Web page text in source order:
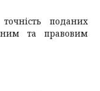
поданих
та правовим